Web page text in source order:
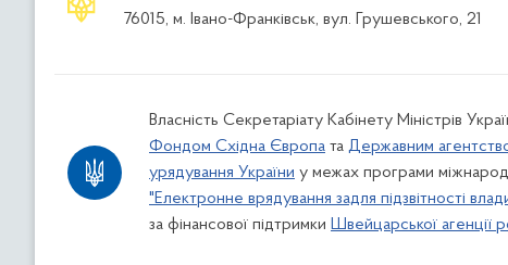
76015, м. Івано-Франківськ, вул. Грушевського, 21
Власність Секретаріату Кабінету Міністрів
Фондом Східна Європа та Державним
урядування України у межах програми
"Електронне врядування задля підзвітності
за фінансової підтримки Швейцарської агенції